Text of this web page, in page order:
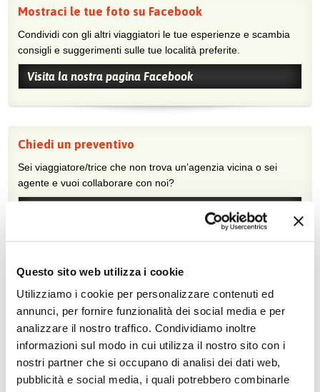
Questo sito web utilizza i cookie
Utilizziamo i cookie per personalizzare contenuti ed
annunci, per fornire funzionalità dei social media e per
analizzare il nostro traffico. Condividiamo inoltre
informazioni sul modo in cui utilizza il nostro sito con i
nostri partner che si occupano di analisi dei dati web,
pubblicità e social media, i quali potrebbero combinarle
Mostraci le tue foto su Facebook
Condividi con gli altri viaggiatori le tue esperienze e scambia
consigli e suggerimenti sulle tue località preferite.
Visita la nostra pagina Facebook
Chiedi un preventivo
Sei viaggiatore/trice che non trova un’agenzia vicina o sei
agente e vuoi collaborare con noi?
Trova l'agenzia più vicina
Sei interessato ai nostri tour? Fatti consigliare da un agente di
viaggio, cerca l'agenzia più vicina a te.
Inserisci il tuo indirizzo